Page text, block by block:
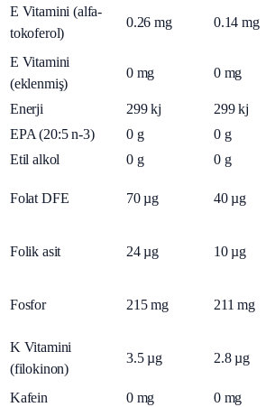
E Vitamini (alfa-
tokoferol)
0.26 mg 0.14 mg
E Vitamini
(eklenmiş)
0 mg 0 mg
Enerji 299 kj 299 kj
EPA (20:5 n-3)
0 g 0 g
Etil alkol
0 g 0 g
Folat DFE 70 µg 40 µg
Folik asit 24 µg 10 µg
Fosfor 215 mg 211 mg
K Vitamini
(filokinon)
3.5 µg 2.8 µg
Kafein 0 mg 0 mg